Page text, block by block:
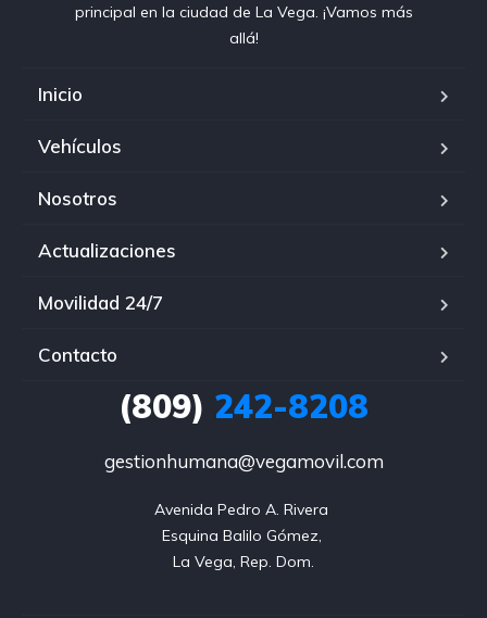
principal en la ciudad de La Vega. ¡Vamos más
allá!
Inicio
Vehículos
Nosotros
Actualizaciones
Movilidad 24/7
Contacto
(809) 242-8208
gestionhumana@vegamovil.com
Avenida Pedro A. Rivera
Esquina Balilo Gómez,
La Vega, Rep. Dom.